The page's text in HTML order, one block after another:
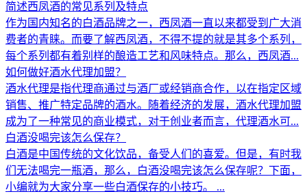
简述西凤酒的常见系列及特点
作为国内知名的白酒品牌之一，西凤酒一直以来都受到广大消
费者的青睐。而要了解西凤酒，不得不提的就是其多个系列，
每个系列都有着别样的酿造工艺和风味特点。那么，西凤酒...
如何做好酒水代理加盟？
酒水代理是指代理商通过与酒厂或经销商合作，以在指定区域
销售、推广特定品牌的酒水。随着经济的发展，酒水代理加盟
成为了一种常见的商业模式，对于创业者而言，代理酒水可...
白酒没喝完该怎么保存？
白酒是中国传统的文化饮品，备受人们的喜爱。但是，有时我
们无法喝完一瓶酒，那么，白酒没喝完该怎么保存呢？下面，
小编就为大家分享一些白酒保存的小技巧。 ...